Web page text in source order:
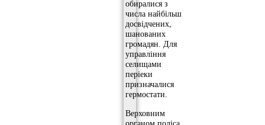
обиралися з
числа найбільш
досвідчених,
шанованих
громадян. Для
управління
селищами
періеки
призначалися
гермостати.
Верховним
органом поліса,